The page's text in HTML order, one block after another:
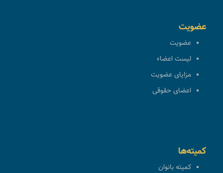
عضویت
عضویت
لیست اعضاء
مزایای عضویت
اعضای حقوقی
کمیته‌ها
کمیته بانوان